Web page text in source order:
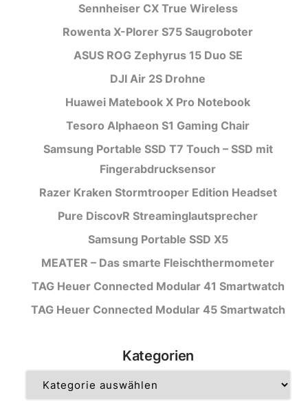
Sennheiser CX True Wireless
Rowenta X-Plorer S75 Saugroboter
ASUS ROG Zephyrus 15 Duo SE
DJI Air 2S Drohne
Huawei Matebook X Pro Notebook
Tesoro Alphaeon S1 Gaming Chair
Samsung Portable SSD T7 Touch – SSD mit
Fingerabdrucksensor
Razer Kraken Stormtrooper Edition Headset
Pure DiscovR Streaminglautsprecher
Samsung Portable SSD X5
MEATER – Das smarte Fleischthermometer
TAG Heuer Connected Modular 41 Smartwatch
TAG Heuer Connected Modular 45 Smartwatch
Kategorien